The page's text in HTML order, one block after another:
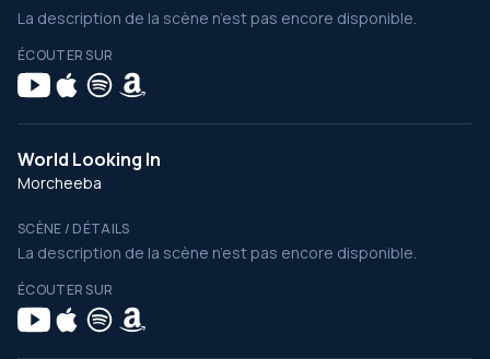
La description de la scène n’est pas encore disponible.
ÉCOUTER SUR
World Looking In
Morcheeba
SCÈNE / DÉTAILS
La description de la scène n’est pas encore disponible.
ÉCOUTER SUR